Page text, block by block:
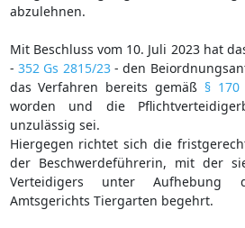
abzulehnen.
Mit Beschluss vom 10. Juli 2023 hat
- 352 Gs 2815/23- den
das Verfahren bereits gemäß § 170
worden und die
unzulässig sei.
Hiergegen richtet sich die
der Beschwerdeführerin, mit der
Verteidigers unter Aufhebung
Amtsgerichts Tiergarten begehrt.